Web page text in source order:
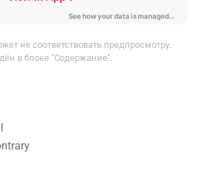
не соответствовать предпросмотру.
в блоке "Содержание".